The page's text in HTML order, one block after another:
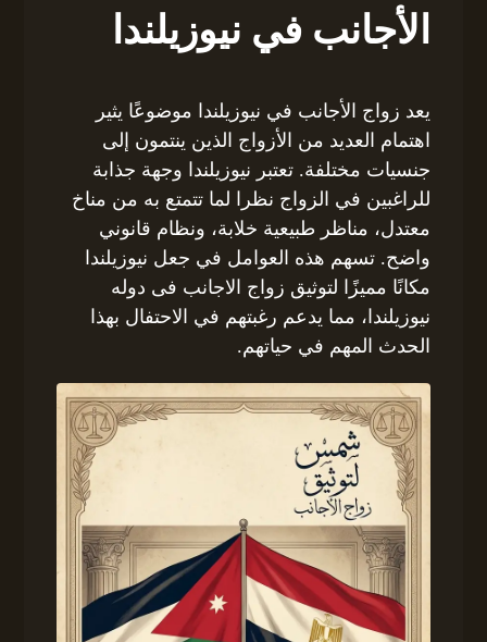
الأجانب في نيوزيلندا
يعد زواج الأجانب في نيوزيلندا موضوعًا يثير
اهتمام العديد من الأزواج الذين ينتمون إلى
جنسيات مختلفة. تعتبر نيوزيلندا وجهة جذابة
للراغبين في الزواج نظرا لما تتمتع به من مناخ
معتدل، مناظر طبيعية خلابة، ونظام قانوني
واضح. تسهم هذه العوامل في جعل نيوزيلندا
مكانًا مميزًا لتوثيق زواج الاجانب فى دوله
نيوزيلندا، مما يدعم رغبتهم في الاحتفال بهذا
الحدث المهم في حياتهم.